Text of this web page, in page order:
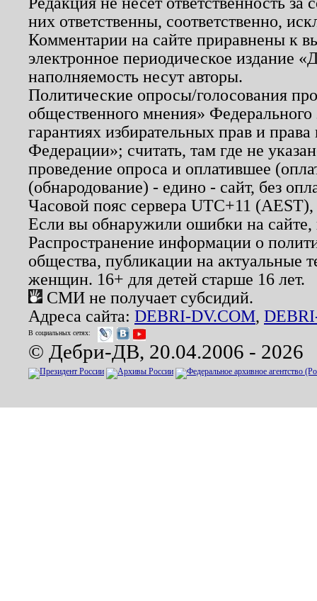
них ответственны, соответственно,
Комментарии на сайте приравнены к
электронное периодическое издание
наполняемость несут авторы.
Политические опросы/голосования
общественного мнения»
гарантиях избирательных прав и
Федерации»; считать, там где не
проведение опроса и оплатившее
(обнародование) - едино - сайт, без
Часовой пояс сервера UTC+11
Если вы обнаружили ошибки на
Распространение информации о
общества, публикации на актуальные
женщин. 16+ для детей старше 16 лет.
СМИ не получает субсидий.
Адреса сайта: DEBRI-DV.COM,
В социальных сетях:
© Дебри-ДВ, 20.04.2006 - 2026